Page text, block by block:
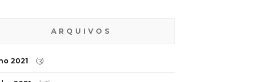
ARQUIVOS
2021 (3)